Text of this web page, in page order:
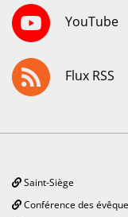
YouTube
Flux RSS
Saint-Siège
Conférence des